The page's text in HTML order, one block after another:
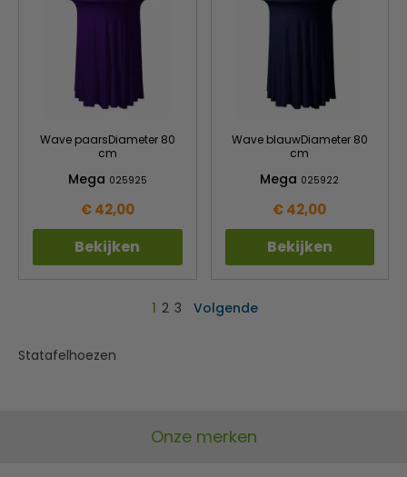
Wave paarsDiameter 80
cm
Mega 025925
€ 42,00
Bekijken
Wave blauwDiameter 80
cm
Mega 025922
€ 42,00
Bekijken
1 2 3 Volgende
Statafelhoezen
Onze merken